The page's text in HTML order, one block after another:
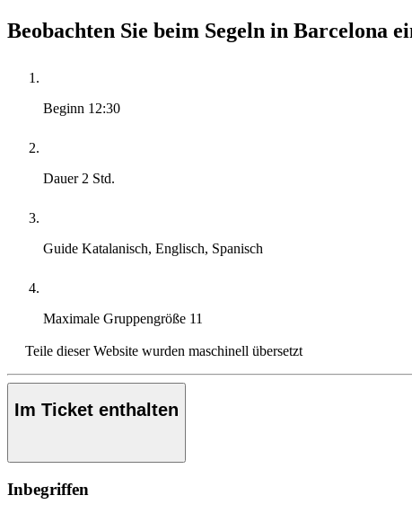
Beobachten Sie beim Segeln in Barcelona
Beginn 12:30
Dauer 2 Std.
Guide Katalanisch, Englisch, Spanisch
Maximale Gruppengröße 11
Teile dieser Website wurden maschinell übersetzt
Im Ticket enthalten
Inbegriffen